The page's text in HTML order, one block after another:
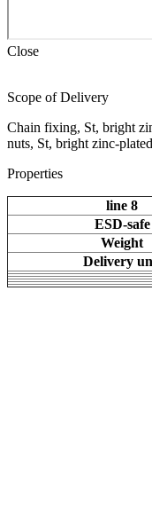
Close
Scope of Delivery
Chain fixing, St, bright
nuts, St, bright zinc-plated
Properties
line 8
ESD-safe
Weight
Delivery